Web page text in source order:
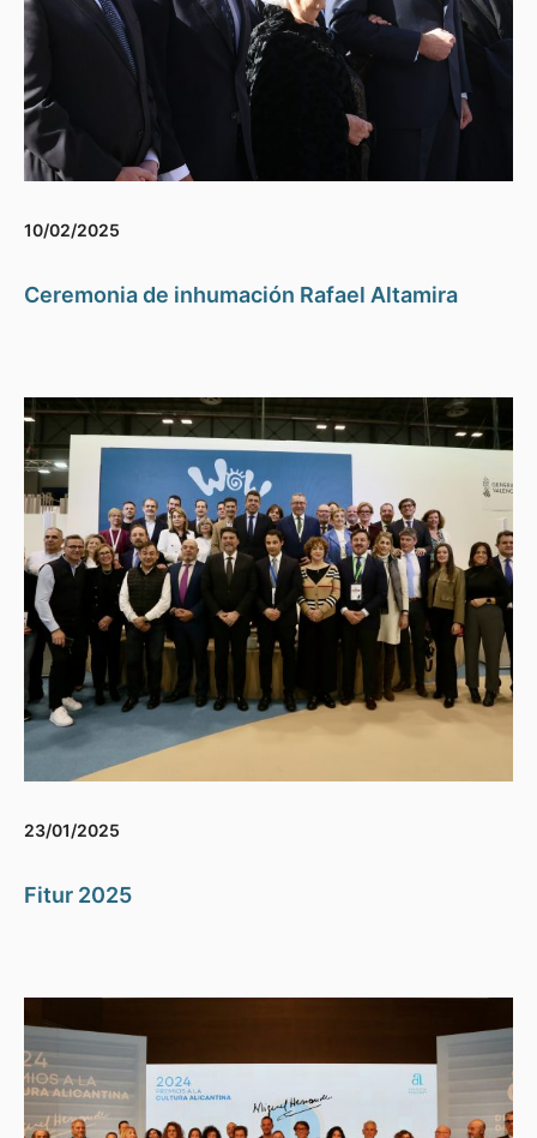
10/02/2025
Ceremonia de inhumación Rafael Altamira
23/01/2025
Fitur 2025